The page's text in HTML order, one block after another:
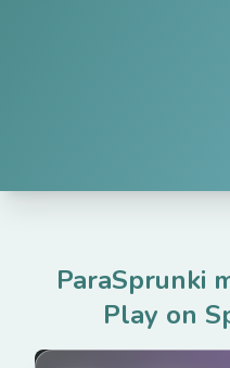
ParaSprunki
Play on